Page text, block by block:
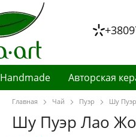
Handmade Авторская
Главная Чай Пуэр Шу
Шу Пуэр Лао